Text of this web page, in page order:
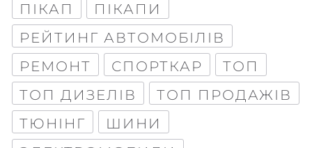
ПІКАП
ПІКАПИ
РЕЙТИНГ АВТОМОБІЛІВ
РЕМОНТ
СПОРТКАР
ТОП
ТОП ДИЗЕЛІВ
ТОП ПРОДАЖІВ
ТЮНІНГ
ШИНИ